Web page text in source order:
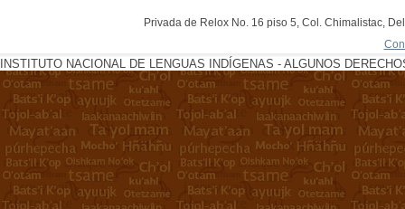
Privada de Relox No. 16 piso 5, Col. Chimalistac,
INSTITUTO NACIONAL DE LENGUAS INDÍGENAS - ALGUNOS